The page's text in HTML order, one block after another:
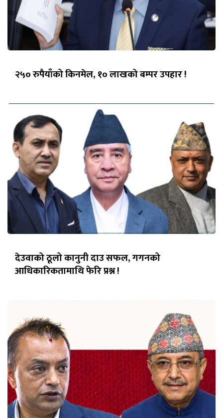
२५० रुपैयाँको किनमेल, १० लाखको बम्पर उपहार !
देउवाको ठूलो कानुनी दाउ सफल, गगनको
आधिकारिकतामाथि फेरि प्रश्न !